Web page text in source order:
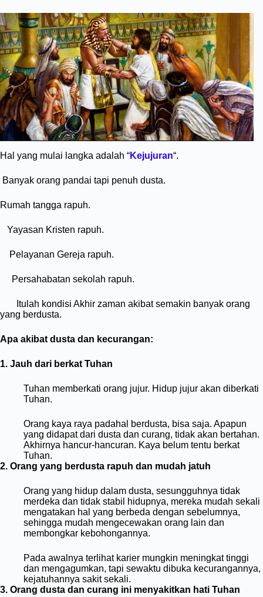
Hal yang mulai langka adalah “Kejujuran“.
Banyak orang pandai tapi penuh dusta.
Rumah tangga rapuh.
Yayasan Kristen rapuh.
Pelayanan Gereja rapuh.
Persahabatan sekolah rapuh.
Itulah kondisi Akhir zaman akibat semakin banyak orang
yang berdusta.
Apa akibat dusta dan kecurangan:
1. Jauh dari berkat Tuhan
Tuhan memberkati orang jujur. H idup jujur akan diberkati
Tuhan.
Orang kaya raya padahal berdusta, bisa saja. Apapun
yang didapat dari dusta dan curang, tidak akan bertahan.
Akhirnya hancur-hancuran. Kaya belum tentu berkat
Tuhan.
2. Orang yang berdusta rapuh dan mudah jatuh
Orang yang hidup dalam dusta, sesungguhnya tidak
merdeka dan tidak stabil hidupnya, mereka mudah sekali
mengatakan hal yang berbeda dengan sebelumnya,
sehingga mudah mengecewakan orang lain dan
membongkar kebohongannya.
Pada awalnya terlihat karier mungkin meningkat tinggi
dan mengagumkan, tapi sewaktu dibuka kecurangannya,
kejatuhannya sakit sekali.
3. Orang dusta dan curang ini menyakitkan hati Tuhan